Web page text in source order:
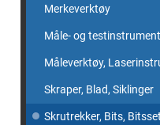
Merkeverktøy
Måle- og
Måleverktøy,
Skraper, Blad, Siklinger
Skrutrekker, Bits,